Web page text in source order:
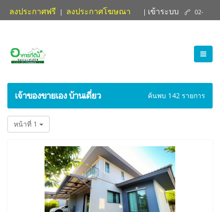
ลงประกาศฟรี | ลงประกาศโฆษณา | เข้าระบบ 02-
เจ้าของขายเอง บ้านเดี่ยว ค้นพบ 142 รายการ
หน้าที่ 1